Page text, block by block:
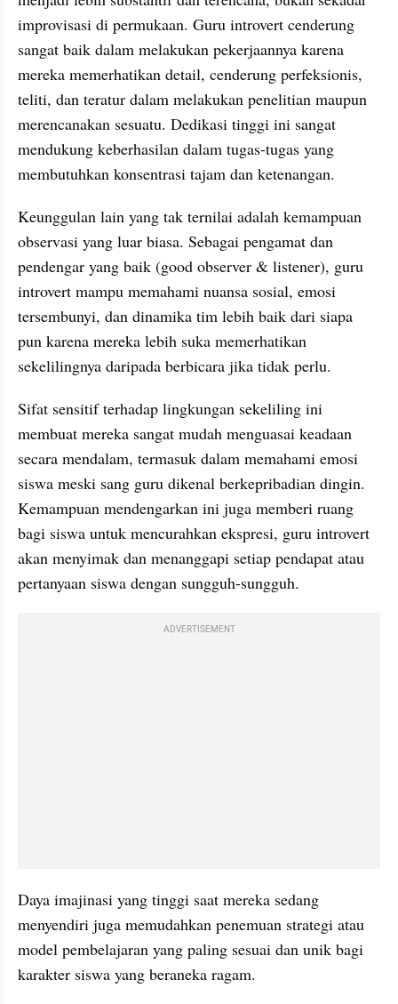
improvisasi di permukaan. Guru introvert cenderung
sangat baik dalam melakukan pekerjaannya karena
mereka memerhatikan detail, cenderung perfeksionis,
teliti, dan teratur dalam melakukan penelitian maupun
merencanakan sesuatu. Dedikasi tinggi ini sangat
mendukung keberhasilan dalam tugas-tugas yang
membutuhkan konsentrasi tajam dan ketenangan.
Keunggulan lain yang tak ternilai adalah kemampuan
observasi yang luar biasa. Sebagai pengamat dan
pendengar yang baik (good observer & listener), guru
introvert mampu memahami nuansa sosial, emosi
tersembunyi, dan dinamika tim lebih baik dari siapa
pun karena mereka lebih suka memerhatikan
sekelilingnya daripada berbicara jika tidak perlu.
Sifat sensitif terhadap lingkungan sekeliling ini
membuat mereka sangat mudah menguasai keadaan
secara mendalam, termasuk dalam memahami emosi
siswa meski sang guru dikenal berkepribadian dingin.
Kemampuan mendengarkan ini juga memberi ruang
bagi siswa untuk mencurahkan ekspresi, guru introvert
akan menyimak dan menanggapi setiap pendapat atau
pertanyaan siswa dengan sungguh-sungguh.
ADVERTISEMENT
Daya imajinasi yang tinggi saat mereka sedang
menyendiri juga memudahkan penemuan strategi atau
model pembelajaran yang paling sesuai dan unik bagi
karakter siswa yang beraneka ragam.